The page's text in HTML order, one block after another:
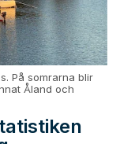
På somrarna blir
Åland och